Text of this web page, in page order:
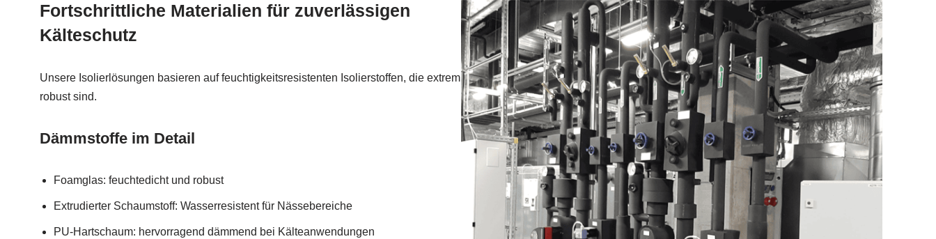
Fortschrittliche Materialien für zuverlässigen
Kälteschutz
Unsere Isolierlösungen basieren auf feuchtigkeitsresistenten Isolierstoffen, die extrem
robust sind.
Dämmstoffe im Detail
Foamglas: feuchtedicht und robust
Extrudierter Schaumstoff: Wasserresistent für Nässebereiche
PU-Hartschaum: hervorragend dämmend bei Kälteanwendungen